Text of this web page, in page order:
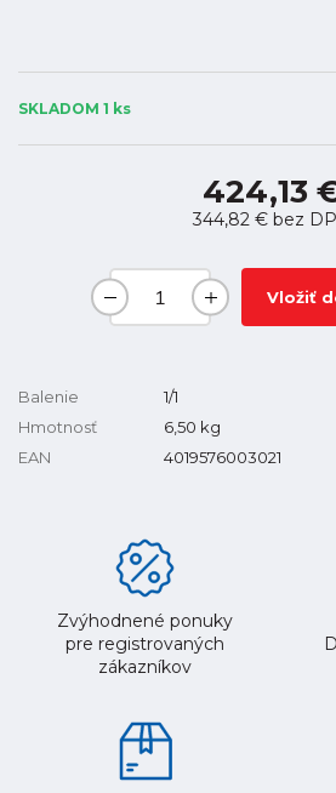
SKLADOM 1 ks
424,13
344,82 €bez
Vložiť
Balenie
1/1
Hmotnosť
6,50 kg
EAN
4019576003021
Zvýhodnené ponuky
pre registrovaných
zákazníkov